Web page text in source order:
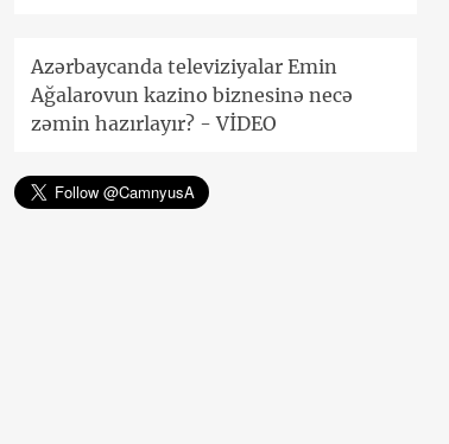
Azərbaycanda televiziyalar Emin
Ağalarovun kazino biznesinə necə
zəmin hazırlayır? - VİDEO